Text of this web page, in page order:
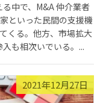
中で、M&A 仲介業者
といった民間の支援機
くる。他方、市場拡大
も相次いでいる。...
2021年12月27日